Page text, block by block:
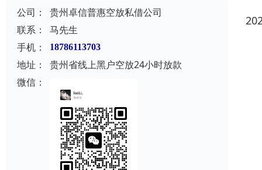
公司：
贵州卓信普惠空放私借公司
联系：
马先生
手机：
18786113703
地址：
贵州省线上黑户空放24小时放款
微信：